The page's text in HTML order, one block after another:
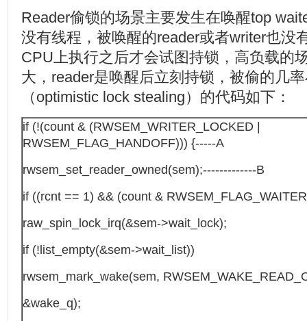
Reader偷锁的场景主要发生在唤醒top
没有线程，被唤醒的reader或者writer也没
CPU上执行之后才会试图持锁，高负载的
大，reader是唤醒后立刻持锁，被偷的几
（optimistic lock stealing）的代码如下：
if (!(count & (RWSEM_WRITER_LOCKED |
RWSEM_FLAG_HANDOFF))) {-----A
rwsem_set_reader_owned(sem);-------------B
if ((rcnt == 1) && (count &
raw_spin_lock_irq(&sem->wait_lock);
if (!list_empty(&sem->wait_list))
rwsem_mark_wake(sem,
&wake_q);